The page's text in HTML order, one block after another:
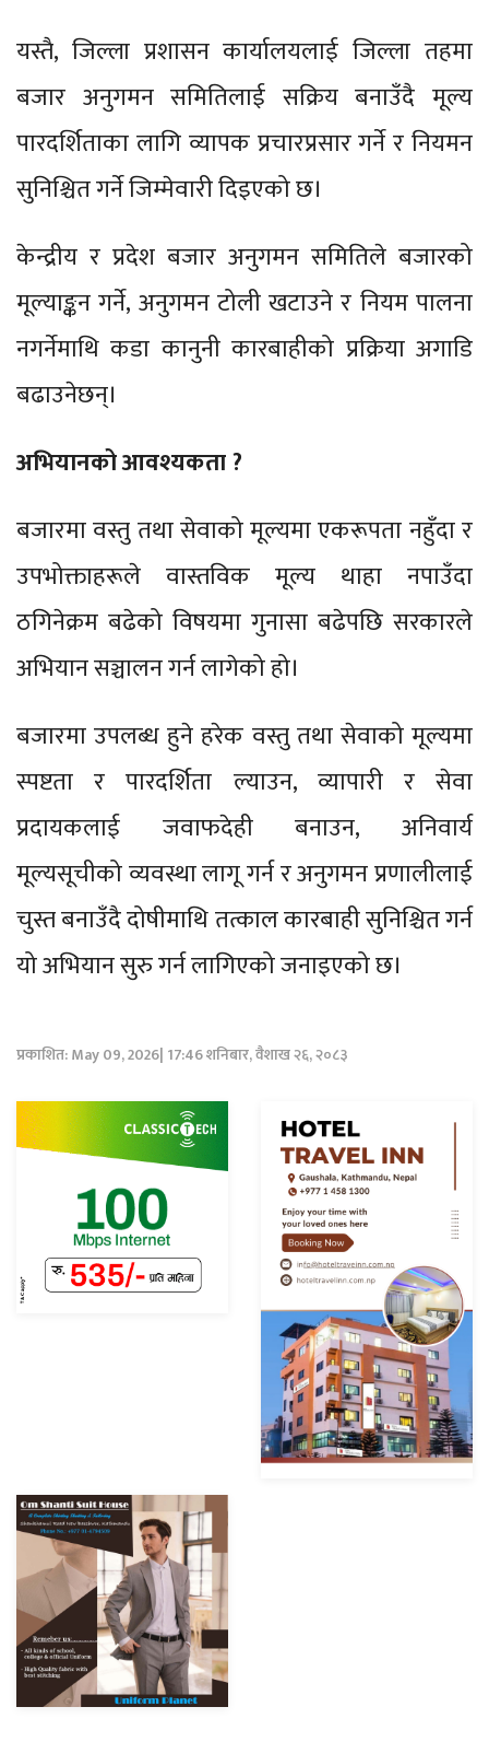
यस्तै, जिल्ला प्रशासन कार्यालयलाई जिल्ला तहमा
बजार अनुगमन समितिलाई सक्रिय बनाउँदै मूल्य
पारदर्शिताका लागि व्यापक प्रचारप्रसार गर्ने र नियमन
सुनिश्चित गर्ने जिम्मेवारी दिइएको छ।
केन्द्रीय र प्रदेश बजार अनुगमन समितिले बजारको
मूल्याङ्कन गर्ने, अनुगमन टोली खटाउने र नियम पालना
नगर्नेमाथि कडा कानुनी कारबाहीको प्रक्रिया अगाडि
बढाउनेछन्।
अभियानको आवश्यकता ?
बजारमा वस्तु तथा सेवाको मूल्यमा एकरूपता नहुँदा र
उपभोक्ताहरूले वास्तविक मूल्य थाहा नपाउँदा
ठगिनेक्रम बढेको विषयमा गुनासा बढेपछि सरकारले
अभियान सञ्चालन गर्न लागेको हो।
बजारमा उपलब्ध हुने हरेक वस्तु तथा सेवाको मूल्यमा
स्पष्टता र पारदर्शिता ल्याउन, व्यापारी र सेवा
प्रदायकलाई जवाफदेही बनाउन, अनिवार्य
मूल्यसूचीको व्यवस्था लागू गर्न र अनुगमन प्रणालीलाई
चुस्त बनाउँदै दोषीमाथि तत्काल कारबाही सुनिश्चित गर्न
यो अभियान सुरु गर्न लागिएको जनाइएको छ।
प्रकाशित: May 09, 2026| 17:46 शनिबार, वैशाख २६, २०८३